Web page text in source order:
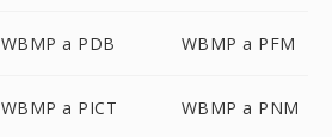
WBMP a PDB WBMP a PFM
WBMP a PICT WBMP a PNM